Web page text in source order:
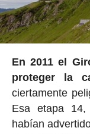
En 2011 el
proteger la
ciertamente
Esa etapa
habían